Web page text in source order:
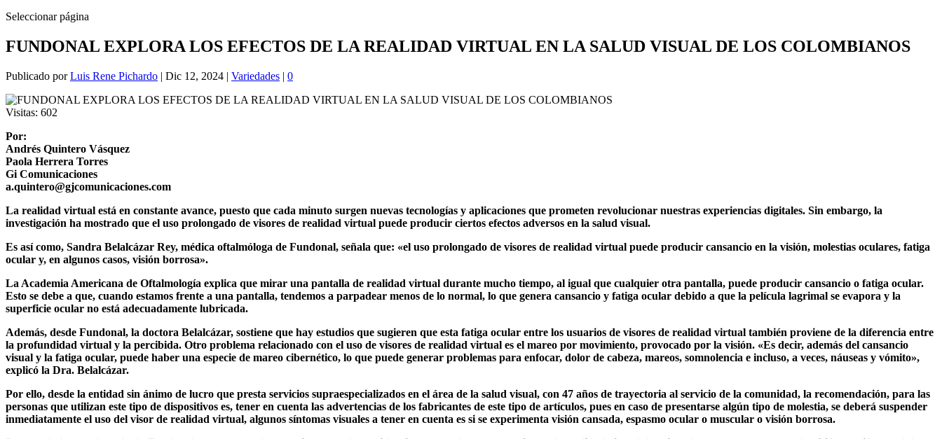
Seleccionar página
FUNDONAL EXPLORA LOS EFECTOS DE LA REALIDAD VIRTUAL EN LA SALUD VISUAL DE LOS COLOMBIANOS
Publicado porLuis Rene Pichardo | Dic 12, 2024 | Variedades | 0
Visitas: 602
Por:
Andrés Quintero Vásquez
Paola Herrera Torres
Gi Comunicaciones
a.quintero@gjcomunicaciones.com
La realidad virtual está en constante avance, puesto que cada minuto surgen nuevas tecnologías y aplicaciones que prometen revolucionar nuestras experiencias digitales. Sin embargo, la
investigación ha mostrado que el uso prolongado de visores de realidad virtual puede producir ciertos efectos adversos en la salud visual.
Es así como, Sandra Belalcázar Rey, médica oftalmóloga de Fundonal, señala que: «el uso prolongado de visores de realidad virtual puede producir cansancio en la visión, molestias oculares, fatiga
ocular y, en algunos casos, visión borrosa».
La Academia Americana de Oftalmología explica que mirar una pantalla de realidad virtual durante mucho tiempo, al igual que cualquier otra pantalla, puede producir cansancio o fatiga ocular.
Esto se debe a que, cuando estamos frente a una pantalla, tendemos a parpadear menos de lo normal, lo que genera cansancio y fatiga ocular debido a que la película lagrimal se evapora y la
superficie ocular no está adecuadamente lubricada.
Además, desde Fundonal, la doctora Belalcázar, sostiene que hay estudios que sugieren que esta fatiga ocular entre los usuarios de visores de realidad virtual también proviene de la diferencia entre
la profundidad virtual y la percibida. Otro problema relacionado con el uso de visores de realidad virtual es el mareo por movimiento, provocado por la visión. «Es decir, además del cansancio
visual y la fatiga ocular, puede haber una especie de mareo cibernético, lo que puede generar problemas para enfocar, dolor de cabeza, mareos, somnolencia e incluso, a veces, náuseas y vómito»,
explicó la Dra. Belalcázar.
Por ello, desde la entidad sin ánimo de lucro que presta servicios supraespecializados en el área de la salud visual, con 47 años de trayectoria al servicio de la comunidad, la recomendación, para las
personas que utilizan este tipo de dispositivos es, tener en cuenta las advertencias de los fabricantes de este tipo de artículos, pues en caso de presentarse algún tipo de molestia, se deberá suspender
inmediatamente el uso del visor de realidad virtual, algunos síntomas visuales a tener en cuenta es si se experimenta visión cansada, espasmo ocular o muscular o visión borrosa.